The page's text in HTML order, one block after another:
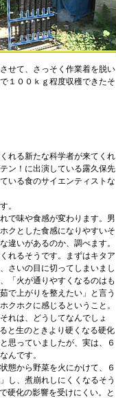
せて、さっそく作業着を脱い
１００ｋｇ程度収穫できたそ
れる新たな科学者が来てくれ
ン！に出演している露久保先
いる食のサイエンティストな
。
で味や食感が変わります。男
クとした食感になりやすいそ
違いがあるのか、調べます。
れるそうです。まずはキタア
さいの目に切ってしまいまし
「火が通りやすくなるのはも
で上がりを整えたい」と言う
クホクに感じるということ。
れは、どうしてなんでしょ
と生のときより硬くなる硬化
思っていましたが、実は、６
んです。
態から野菜を火にかけて、６
し、煮崩れしにくくなるそう
硬化の影響を受けにくい。と